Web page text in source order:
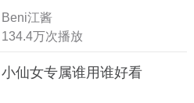
Beni江酱
134.4万次播放
小仙女专属谁用谁好看